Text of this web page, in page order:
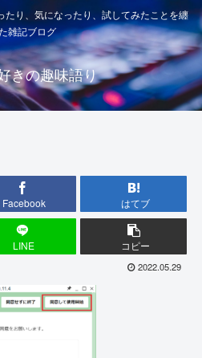
り、気になったり、試してみたことを纏
雑記ブログ
きの趣味語り
Facebook はてブ
LINE コピー
2022.05.29